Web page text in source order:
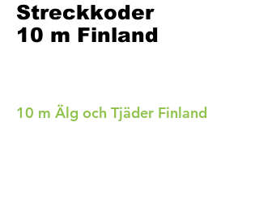
Streckkoder
10 m Finland
10 m Älg och Tjäder Finland